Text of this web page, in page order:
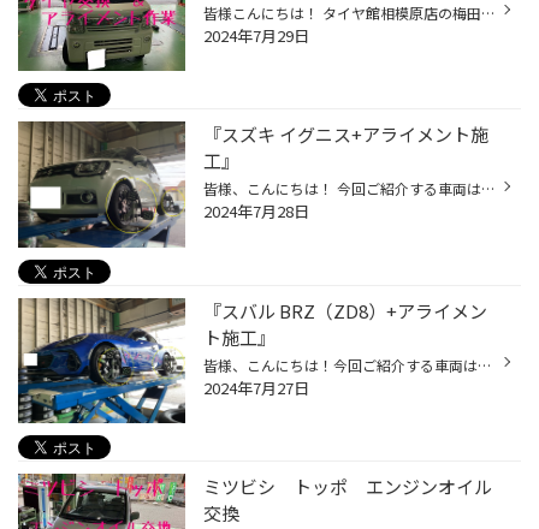
皆様こんにちは！ タイヤ館相模原店の梅田です 本日ご紹介させていただきますのは スズキ エブリイの タイヤ交換と アライメント作業です。 来店時お客様より タイヤを交換しても3000㎞持たずにタイヤの内側が減ってしまうとご相談を受け タイヤ交換とアライメント作業をさせていただくこととなりま...
2024年7月29日
『スズキ イグニス+アライメント施
工』
皆様、こんにちは！ 今回ご紹介する車両は、先日 当店にて タイヤ交換を施工頂いた『H様』の アライメント施工になります。 お車を ご購入依頼 始めてのアライメント施工 という事なので チョット各部の固着が気になります・・・ では早速 施工を始めたいと思います！ それでは施工事例となります。...
2024年7月28日
『スバル BRZ（ZD8）+アライメン
ト施工』
皆様、こんにちは！今回ご紹介する車両は、 前回『RMPレーシング』のアルミホイールをご購入頂いた 『スバル BRZ』の作業事例になります。 恐らく 新車なので作業はスムーズに進むと思われます・・・ それでは施工事例となります。 【車種】スバル BRZ（ZD8） 【アライメント】車の骨盤矯正 ＃スバ...
2024年7月27日
ミツビシ トッポ エンジンオイル
交換